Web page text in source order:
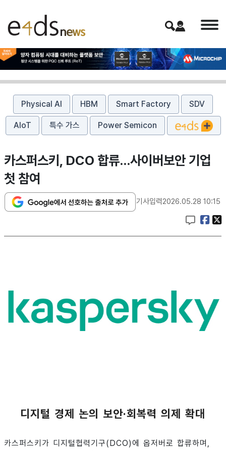
Physical AI HBM Smart Factory SDV
AIoT 특수 가스 Power Semicon
카스퍼스키, DCO 합류…사이버보안 기업
첫 참여
기사입력2026.05.28 10:15
디지털 경제 논의 보안·회복력 의제 확대
카스퍼스키가 디지털협력기구(DCO)에 옵저버로 합류하며,